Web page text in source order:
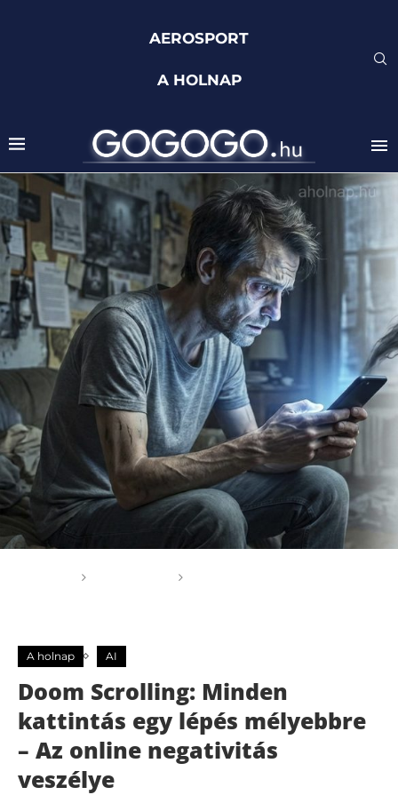
AEROSPORT
A HOLNAP
A holnap AI
Doom Scrolling: Minden
kattintás egy lépés mélyebbre
– Az online negativitás
veszélye